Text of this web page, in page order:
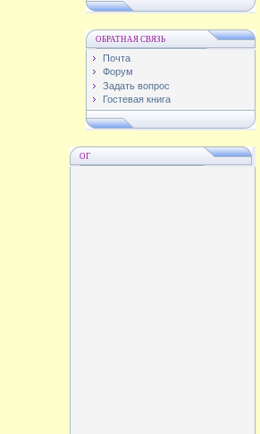
ОБРАТНАЯ СВЯЗЬ
Почта
Форум
Задать вопрос
Гостевая книга
ОГ